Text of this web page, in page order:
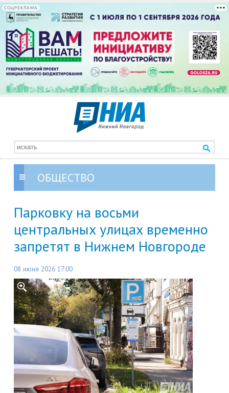
СОЦРЕКЛАМА
ОБЩЕСТВО
Парковку на восьми
центральных улицах временно
запретят в Нижнем Новгороде
08 июня 2026 17:00